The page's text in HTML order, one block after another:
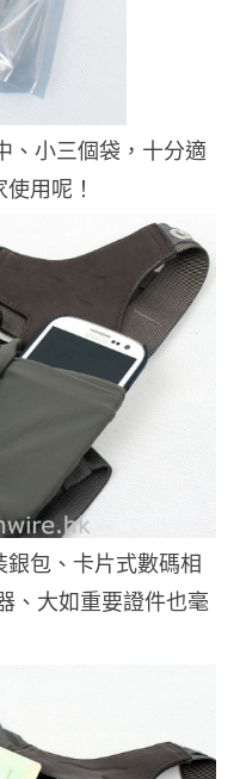
小三個袋，十分適
用呢！
包、卡片式數碼相
、大如重要證件也毫